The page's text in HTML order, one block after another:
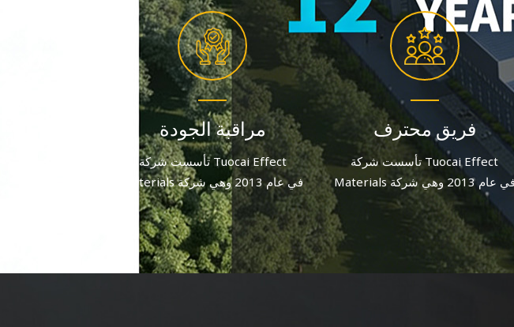
مراقبة الجودة
تأسست شركة Tuocai Effect
Materials في عام 2013 وهي شركة
مصنعة لصبغات الألومنيوم تركز على
الجودة والابتكار. وبعد جهد متواصل، يبلغ
عدد الموظفين الحاليين أكثر من 60
موظفًا.
فريق محترف
تأسست شركة Tuocai Effect
Materials في عام 2013 وهي شركة
مصنعة لصبغات الألومنيوم تركز على
الجودة والابتكار. وبعد جهد متواصل، يبلغ
عدد الموظفين الحاليين أكثر من 60
موظفًا.